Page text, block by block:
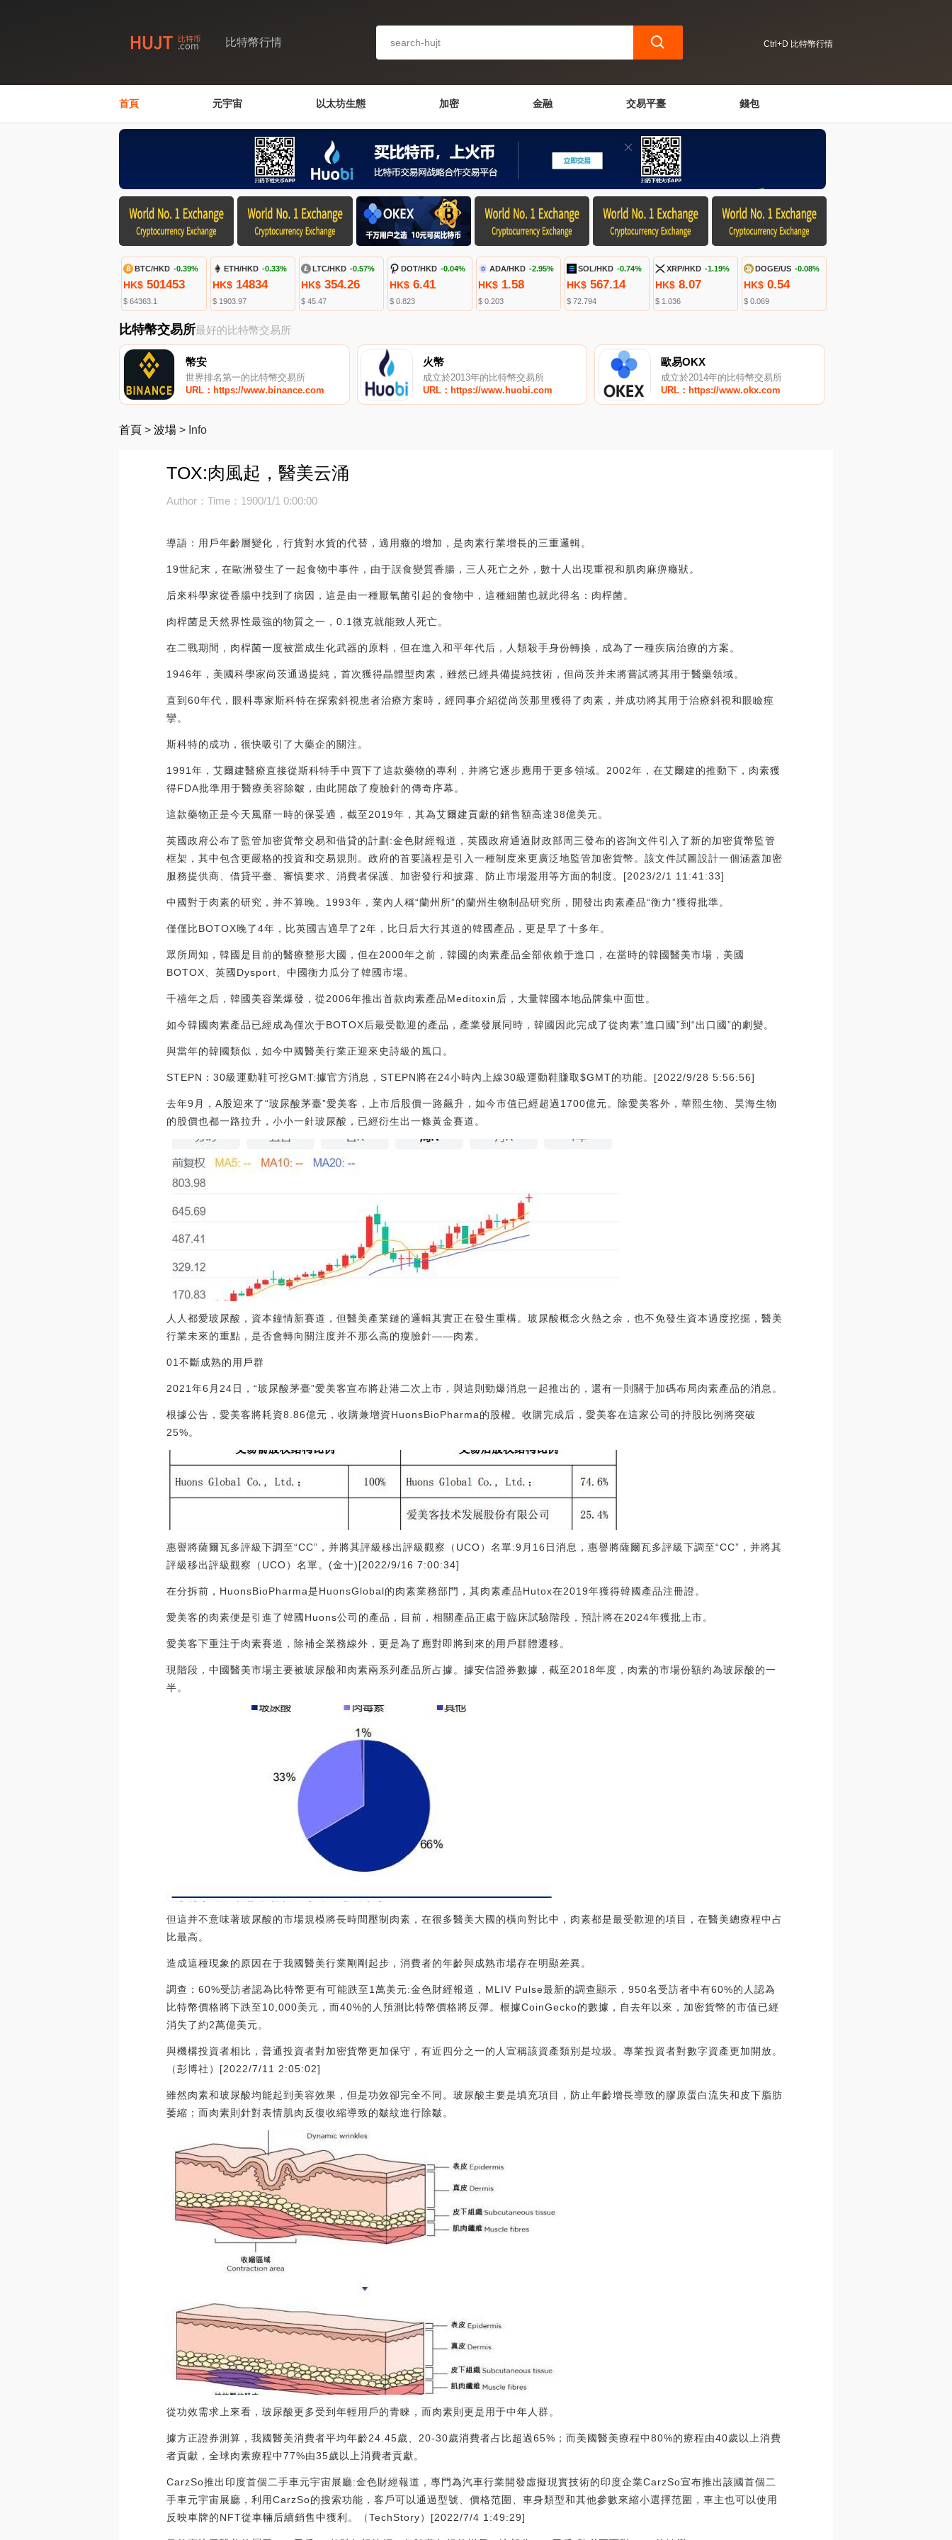
比特幣行情 Ctrl+D 比特幣行情
首頁 元宇宙 以太坊生態 加密 金融 交易平臺 錢包
BTC/HKD -0.39%
HK$ 501453
$ 64363.1
ETH/HKD -0.33%
HK$14834
$ 1903.97
LTC/HKD -0.57%
HK$354.26
$ 45.47
DOT/HKD -0.04%
HK$6.41
$ 0.823
ADA/HKD -2.95%
HK$1.58
$ 0.203
SOL/HKD -0.74%
HK$ 567.14
$ 72.794
XRP/HKD -1.19%
HK$ 8.07
$ 1.036
DOGE/US -0.08%
HK$ 0.54
$ 0.069
比特幣交易所最好的比特幣交易所
幣安
世界排名第一的比特幣交易所
URL：https://www.binance.com
火幣
成立於2013年的比特幣交易所
URL：https://www.huobi.com
歐易OKX
成立於2014年的比特幣交易所
URL：https://www.okx.com
首頁 > 波場 > Info
TOX:肉風起，醫美云涌
Author：Time：1900/1/1 0:00:00
導語：用戶年齡層變化，行貨對水貨的代替，適用癥的增加，是肉素行業增長的三重邏輯。
19世紀末，在歐洲發生了一起食物中事件，由于誤食變質香腸，三人死亡之外，數十人出現重視和肌肉麻痹癥狀。
后來科學家從香腸中找到了病因，這是由一種厭氧菌引起的食物中，這種細菌也就此得名：肉桿菌。
肉桿菌是天然界性最強的物質之一，0.1微克就能致人死亡。
在二戰期間，肉桿菌一度被當成生化武器的原料，但在進入和平年代后，人類殺手身份轉換，成為了一種疾病治療的方案。
1946年，美國科學家尚茨通過提純，首次獲得晶體型肉素，雖然已經具備提純技術，但尚茨并未將嘗試將其用于醫藥領域。
直到60年代，眼科專家斯科特在探索斜視患者治療方案時，經同事介紹從尚茨那里獲得了肉素，并成功將其用于治療斜視和眼瞼痙
攣。
斯科特的成功，很快吸引了大藥企的關注。
1991年，艾爾建醫療直接從斯科特手中買下了這款藥物的專利，并將它逐步應用于更多領域。2002年，在艾爾建的推動下，肉素獲
得FDA批準用于醫療美容除皺，由此開啟了瘦臉針的傳奇序幕。
這款藥物正是今天風靡一時的保妥適，截至2019年，其為艾爾建貢獻的銷售額高達38億美元。
英國政府公布了監管加密貨幣交易和借貸的計劃:金色財經報道，英國政府通過財政部周三發布的咨詢文件引入了新的加密貨幣監管
框架，其中包含更嚴格的投資和交易規則。政府的首要議程是引入一種制度來更廣泛地監管加密貨幣。該文件試圖設計一個涵蓋加密
服務提供商、借貸平臺、審慎要求、消費者保護、加密發行和披露、防止市場濫用等方面的制度。[2023/2/1 11:41:33]
中國對于肉素的研究，并不算晚。1993年，業內人稱“蘭州所”的蘭州生物制品研究所，開發出肉素產品“衡力”獲得批準。
僅僅比BOTOX晚了4年，比英國吉適早了2年，比日后大行其道的韓國產品，更是早了十多年。
眾所周知，韓國是目前的醫療整形大國，但在2000年之前，韓國的肉素產品全部依賴于進口，在當時的韓國醫美市場，美國
BOTOX、英國Dysport、中國衡力瓜分了韓國市場。
千禧年之后，韓國美容業爆發，從2006年推出首款肉素產品Meditoxin后，大量韓國本地品牌集中面世。
如今韓國肉素產品已經成為僅次于BOTOX后最受歡迎的產品，產業發展同時，韓國因此完成了從肉素“進口國”到“出口國”的劇變。
與當年的韓國類似，如今中國醫美行業正迎來史詩級的風口。
STEPN：30級運動鞋可挖GMT:據官方消息，STEPN將在24小時內上線30級運動鞋賺取$GMT的功能。[2022/9/28 5:56:56]
去年9月，A股迎來了“玻尿酸茅臺”愛美客，上市后股價一路飆升，如今市值已經超過1700億元。除愛美客外，華熙生物、昊海生物
的股價也都一路拉升，小小一針玻尿酸，已經衍生出一條黃金賽道。
人人都愛玻尿酸，資本鐘情新賽道，但醫美產業鏈的邏輯其實正在發生重構。玻尿酸概念火熱之余，也不免發生資本過度挖掘，醫美
行業未來的重點，是否會轉向關注度并不那么高的瘦臉針——肉素。
01不斷成熟的用戶群
2021年6月24日，“玻尿酸茅臺”愛美客宣布將赴港二次上市，與這則勁爆消息一起推出的，還有一則關于加碼布局肉素產品的消息。
根據公告，愛美客將耗資8.86億元，收購兼增資HuonsBioPharma的股權。收購完成后，愛美客在這家公司的持股比例將突破
25%。
惠譽將薩爾瓦多評級下調至“CC”，并將其評級移出評級觀察（UCO）名單:9月16日消息，惠譽將薩爾瓦多評級下調至“CC”，并將其
評級移出評級觀察（UCO）名單。(金十)[2022/9/16 7:00:34]
在分拆前，HuonsBioPharma是HuonsGlobal的肉素業務部門，其肉素產品Hutox在2019年獲得韓國產品注冊證。
愛美客的肉素便是引進了韓國Huons公司的產品，目前，相關產品正處于臨床試驗階段，預計將在2024年獲批上市。
愛美客下重注于肉素賽道，除補全業務線外，更是為了應對即將到來的用戶群體遷移。
現階段，中國醫美市場主要被玻尿酸和肉素兩系列產品所占據。據安信證券數據，截至2018年度，肉素的市場份額約為玻尿酸的一
半。
但這并不意味著玻尿酸的市場規模將長時間壓制肉素，在很多醫美大國的橫向對比中，肉素都是最受歡迎的項目，在醫美總療程中占
比最高。
造成這種現象的原因在于我國醫美行業剛剛起步，消費者的年齡與成熟市場存在明顯差異。
調查：60%受訪者認為比特幣更有可能跌至1萬美元:金色財經報道，MLIV Pulse最新的調查顯示，950名受訪者中有60%的人認為
比特幣價格將下跌至10,000美元，而40%的人預測比特幣價格將反彈。根據CoinGecko的數據，自去年以來，加密貨幣的市值已經
消失了約2萬億美元。
與機構投資者相比，普通投資者對加密貨幣更加保守，有近四分之一的人宣稱該資產類別是垃圾。專業投資者對數字資產更加開放。
（彭博社）[2022/7/11 2:05:02]
雖然肉素和玻尿酸均能起到美容效果，但是功效卻完全不同。玻尿酸主要是填充項目，防止年齡增長導致的膠原蛋白流失和皮下脂肪
萎縮；而肉素則針對表情肌肉反復收縮導致的皺紋進行除皺。
從功效需求上來看，玻尿酸更多受到年輕用戶的青睞，而肉素則更是用于中年人群。
據方正證券測算，我國醫美消費者平均年齡24.45歲、20-30歲消費者占比超過65%；而美國醫美療程中80%的療程由40歲以上消費
者貢獻，全球肉素療程中77%由35歲以上消費者貢獻。
CarzSo推出印度首個二手車元宇宙展廳:金色財經報道，專門為汽車行業開發虛擬現實技術的印度企業CarzSo宣布推出該國首個二
手車元宇宙展廳，利用CarzSo的搜索功能，客戶可以通過型號、價格范圍、車身類型和其他參數來縮小選擇范圍，車主也可以使用
反映車牌的NFT從車輛后續銷售中獲利。（TechStory）[2022/7/4 1:49:29]